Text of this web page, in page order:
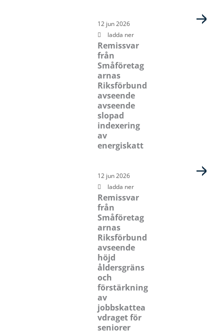
12 jun 2026
ladda ner
Remissvar
från
Småföretag
arnas
Riksförbund
avseende
avseende
slopad
indexering
av
energiskatt
12 jun 2026
ladda ner
Remissvar
från
Småföretag
arnas
Riksförbund
avseende
höjd
åldersgräns
och
förstärkning
av
jobbskattea
vdraget för
seniorer